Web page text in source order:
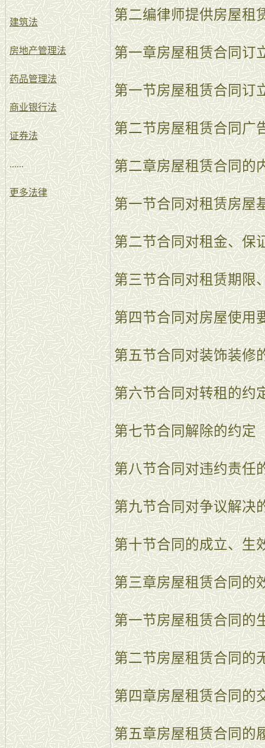
建筑法
房地产管理法
药品管理法
商业银行法
证券法
......
更多法律
第二编律师提供房屋租
第一章房屋租赁合同订
第一节房屋租赁合同订
第二节房屋租赁合同广
第二章房屋租赁合同的
第一节合同对租赁房屋
第二节合同对租金、保
第三节合同对租赁期限
第四节合同对房屋使用
第五节合同对装饰装修
第六节合同对转租的约
第七节合同解除的约定
第八节合同对违约责任
第九节合同对争议解决
第十节合同的成立、生
第三章房屋租赁合同的
第一节房屋租赁合同的
第二节房屋租赁合同的
第四章房屋租赁合同的
第五章房屋租赁合同的